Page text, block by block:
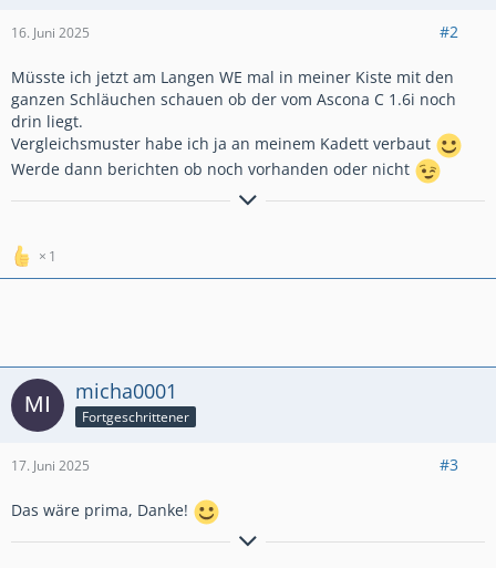
16. Juni 2025 #2
Müsste ich jetzt am Langen WE mal in meiner Kiste mit den
ganzen Schläuchen schauen ob der vom Ascona C 1.6i noch
drin liegt.
Vergleichsmuster habe ich ja an meinem Kadett verbaut
Werde dann berichten ob noch vorhanden oder nicht
Astra H Caravan 1.6 16V (2005)
Astra G CC 1.6 16V (1999)
Omega B Caravan 2.0 16V Vfl (1997) - evtl. Umbau zum
Zündapp CS 50 (Typ 448 013) 49ccm 2-Takt (1981)
Corsa C 1.2 16V (2003) wird zerlegt
Aktuell in der Bucht:https://www.ebay.de/sch/i.html…
l2562&_ssn=overather_wolf
1
micha0001
Fortgeschrittener
17. Juni 2025 #3
Das wäre prima, Danke!
B 1,1; C 1,0; D 1,2+1,3+1,6+2,0; E 2,0+1,3+1,6+2,0+2,0;